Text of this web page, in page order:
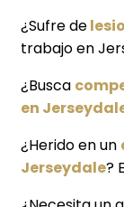
¿Sufre de
trabajo en
¿Busca
en
¿Herido en un
Jerseydale?